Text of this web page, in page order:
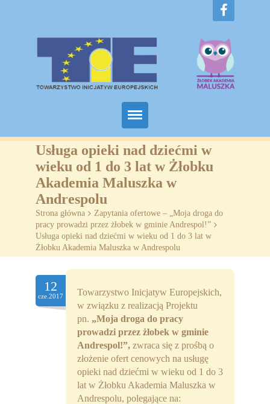
Home
O nas
Projekty
Żłobki
SZKOLENIA
Współpraca
Sponsorzy
Kontakt
Rekrutacja Widzew
Usługa opieki nad dziećmi w
wieku od 1 do 3 lat w Żłobku
Akademia Maluszka w
Andrespolu
Strona główna > Zapytania ofertowe – „Moja droga do
pracy prowadzi przez żłobek w gminie Andrespol!” >
Usługa opieki nad dziećmi w wieku od 1 do 3 lat w
Żłobku Akademia Maluszka w Andrespolu
12
cze.2017
Towarzystwo Inicjatyw Europejskich,
w związku z realizacją Projektu
pn. „Moja droga do pracy
prowadzi przez żłobek w gminie
Andrespol!”, zwraca się z prośbą o
złożenie ofert cenowych na usługę
opieki nad dziećmi w wieku od 1 do 3
lat w Żłobku Akademia Maluszka w
Andrespolu, polegające na: